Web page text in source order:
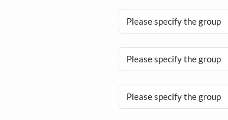
Please specify the group
Please specify the group
Please specify the group